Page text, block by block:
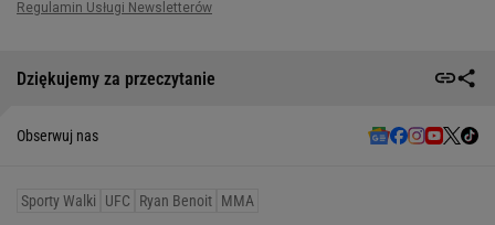
Dziękujemy za przeczytanie
Obserwuj nas
Sporty Walki UFC Ryan Benoit MMA